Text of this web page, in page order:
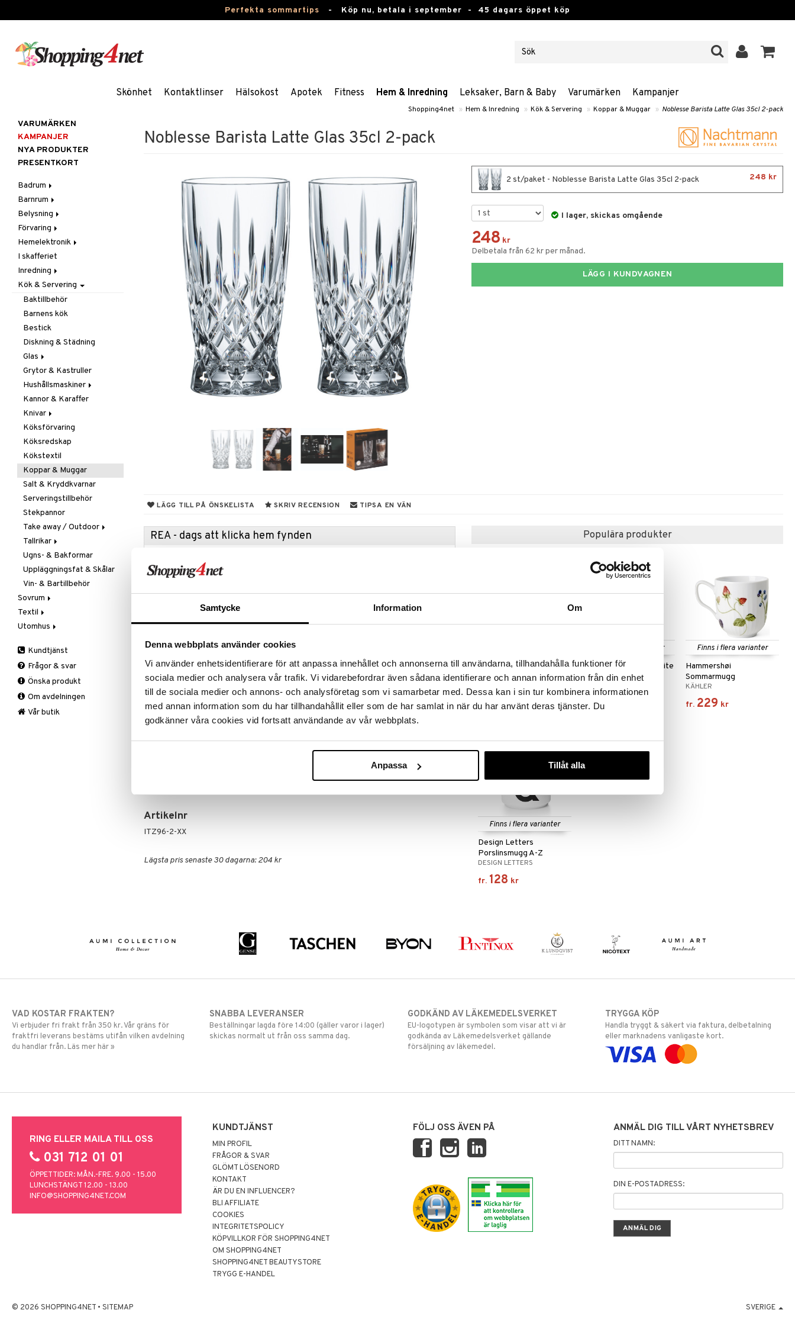
Samtycke Information Om
Denna webbplats använder cookies
Vi använder enhetsidentifierare för att anpassa innehållet och annonserna till användarna, tillhandahålla funktioner för
sociala medier och analysera vår trafik. Vi vidarebefordrar även sådana identifierare och annan information från din enhet
till de sociala medier och annons- och analysföretag som vi samarbetar med. Dessa kan i sin tur kombinera informationen
med annan information som du har tillhandahållit eller som de har samlat in när du har använt deras tjänster. Du
godkänner våra cookies vid fortsatt användande av vår webbplats.
Anpassa Tillåt alla
Perfekta sommartips - Köp nu, betala i september - 45 dagars öppet köp
Skönhet Kontaktlinser Hälsokost Apotek Fitness Hem & Inredning Leksaker, Barn & Baby Varumärken Kampanjer
Shopping4net » Hem & Inredning » Kök & Servering » Koppar & Muggar » Noblesse Barista Latte Glas 35cl 2-pack
Noblesse Barista Latte Glas 35cl 2-pack
2 st/paket - Noblesse Barista Latte Glas 35cl 2-pack 248 kr
I lager, skickas omgående
248 kr
Delbetala från 62 kr per månad.
LÄGG I KUNDVAGNEN
LÄGG TILL PÅ ÖNSKELISTA SKRIV RECENSION TIPSA EN VÄN
REA - dags att klicka hem fynden
Rean pågår fram till 31/8-2026, men var snabb - dina
favoritprodukter kan fort ta slut!
TILL REAN »
Noblesse latte macchiato / cold brew-glas – elegans i varje klunk
Detta stora kristallglas är designat för att lyfta både smak och utseende på din
favoritdryck. Fasettslipningen skapar ett vackert ljusspel som framhäver dryckens
nyanser – från gyllene kaffe till mörk cold brew.
Noblesse-serien kombinerar tidlös design med modern lyx och är ett självklart val för
Artikelnr
ITZ96-2-XX
Lägsta pris senaste 30 dagarna: 204 kr
Populära produkter
Iona Irish coffee set 8-
delar
DORRE
158 kr
Finns i flera varianter
Design Letters Favourite
Cups
DESIGN LETTERS
fr. 166
Finns i flera varianter
Hammershøi
Sommarmugg
KÄHLER
fr. 229 kr
Finns i flera varianter
Design Letters
Porslinsmugg A-Z
DESIGN LETTERS
fr. 128 kr
VARUMÄRKEN
KAMPANJER
NYA PRODUKTER
PRESENTKORT
Badrum
Badrumsinredning
Badrumstextilier
Badrumstillbehör
Barnrum
Barnlampor
Barnmöbler
Barnrumsdekoration
Barnrumsförvaring
Barnrumstextilier
Belysning
Belysningstillbehör
Lampor
Bordslampor
Taklampor
LED-ljus
Ljuslyktor & Ljusstakar
Utomhusbelysning
Förvaring
Hängare & krokar
Hyllor
Småförvaring
Småförvaring & Korgar
Väskor
Hemelektronik
Ljud
I skafferiet
Inredning
Dekoration
Böcker
Figurer & Skulpturer
Klockor
Krukor
Metal Art
Väggdekorationer
Vaser
Doftljus & Doftspridare
Förvaring & Hyllor
Hängare & Krokar
Hyllor
Småförvaring & Korgar
Juldekoration
Ljuslyktor & Ljusstakar
Småmöbler
Kök & Servering
Baktillbehör
Barnens kök
Bestick
Diskning & Städning
Glas
Champagneglas
Dricksglas
Drink- & Cocktailglas
Ölglas
Snaps- & Avecglas
Vinglas
Whiskey- & Cognacglas
Grytor & Kastruller
Hushållsmaskiner
Brödrostar
Kaffe, Te & Espresso
Mixer & Elvispar
Övriga maskiner
Vattenkokare
Kannor & Karaffer
Knivar
Brödknivar
Knivset
Knivslipar och Brynen
Knivtillbehör
Kockknivar
Skal- & Grönsaksknivar
Skärbrädor
Specialknivar
Köksförvaring
Köksredskap
Kökstextil
Koppar & Muggar
Salt & Kryddkvarnar
Serveringstillbehör
Stekpannor
Take away / Outdoor
Flaskor
Matlådor
Termoskannor
Termosmuggar
Tallrikar
Assietter
Djupa tallrikar
Mattallrikar
Ugns- & Bakformar
Uppläggningsfat & Skålar
Vin- & Bartillbehör
Sovrum
Filtar & Plädar
Prydnadskuddar
Bäddset
Kuddar & Täcken
Lakan & Örngott
Tillbehör
Textil
Badrumstextilier
Filtar & Plädar
Kökstextilier
Mattor
Övrigt
Prydnadskuddar
Utomhus
Friluftsliv
Grill & Grilltillbehör
Krukor
Mygg- & insektsskydd
Picknick
Kundtjänst
Frågor & svar
Önska produkt
Om avdelningen
Vår butik
VAD KOSTAR FRAKTEN?
Vi erbjuder fri frakt från 350 kr. Vår gräns för
fraktfri leverans bestäms utifån vilken avdelning
du handlar från. Läs mer här »
SNABBA LEVERANSER
Beställningar lagda före 14:00 (gäller varor i lager)
skickas normalt ut från oss samma dag.
GODKÄND AV LÄKEMEDELSVERKET
EU-logotypen är symbolen som visar att vi är
godkända av Läkemedelsverket gällande
försäljning av läkemedel.
TRYGGA KÖP
Handla tryggt & säkert via faktura, delbetalning
eller marknadens vanligaste kort.
RING ELLER MAILA TILL OSS
031 712 01 01
ÖPPETTIDER: MÅN.-FRE. 9.00 - 15.00
LUNCHSTÄNGT 12.00 - 13.00
INFO@SHOPPING4NET.COM
KUNDTJÄNST
MIN PROFIL
FRÅGOR & SVAR
GLÖMT LÖSENORD
KONTAKT
ÄR DU EN INFLUENCER?
BLI AFFILIATE
COOKIES
INTEGRITETSPOLICY
KÖPVILLKOR FÖR SHOPPING4NET
OM SHOPPING4NET
SHOPPING4NET BEAUTYSTORE
TRYGG E-HANDEL
FÖLJ OSS ÄVEN PÅ ANMÄL DIG TILL VÅRT NYHETSBREV
DITT NAMN:
DIN E-POSTADRESS:
© 2026 SHOPPING4NET • SITEMAP SVERIGE